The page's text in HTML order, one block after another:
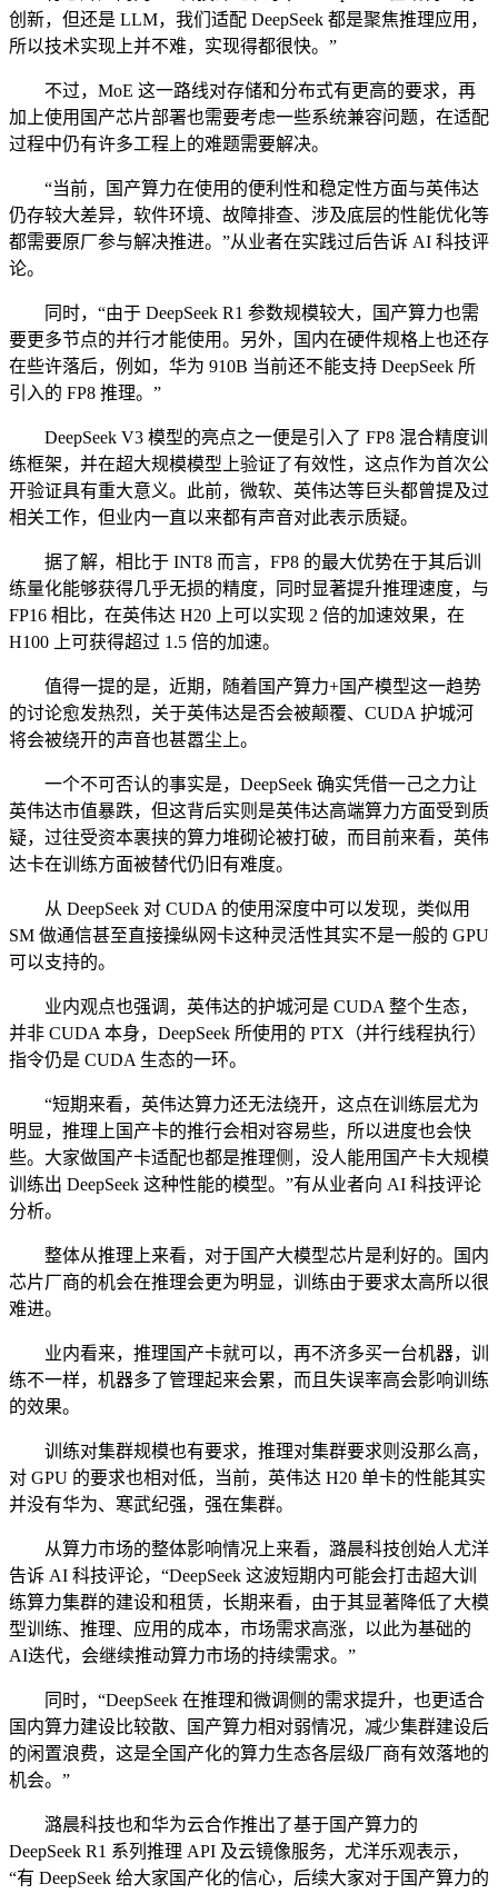
创新，但还是 LLM，我们适配 DeepSeek 都是聚焦推理应用，
所以技术实现上并不难，实现得都很快。”
不过，MoE 这一路线对存储和分布式有更高的要求，再
加上使用国产芯片部署也需要考虑一些系统兼容问题，在适配
过程中仍有许多工程上的难题需要解决。
“当前，国产算力在使用的便利性和稳定性方面与英伟达
仍存较大差异，软件环境、故障排查、涉及底层的性能优化等
都需要原厂参与解决推进。”从业者在实践过后告诉 AI 科技评
论。
同时，“由于 DeepSeek R1 参数规模较大，国产算力也需
要更多节点的并行才能使用。另外，国内在硬件规格上也还存
在些许落后，例如，华为 910B 当前还不能支持 DeepSeek 所
引入的 FP8 推理。”
DeepSeek V3 模型的亮点之一便是引入了 FP8 混合精度训
练框架，并在超大规模模型上验证了有效性，这点作为首次公
开验证具有重大意义。此前，微软、英伟达等巨头都曾提及过
相关工作，但业内一直以来都有声音对此表示质疑。
据了解，相比于 INT8 而言，FP8 的最大优势在于其后训
练量化能够获得几乎无损的精度，同时显著提升推理速度，与
FP16 相比，在英伟达 H20 上可以实现 2 倍的加速效果，在
H100 上可获得超过 1.5 倍的加速。
值得一提的是，近期，随着国产算力+国产模型这一趋势
的讨论愈发热烈，关于英伟达是否会被颠覆、CUDA 护城河
将会被绕开的声音也甚嚣尘上。
一个不可否认的事实是，DeepSeek 确实凭借一己之力让
英伟达市值暴跌，但这背后实则是英伟达高端算力方面受到质
疑，过往受资本裹挟的算力堆砌论被打破，而目前来看，英伟
达卡在训练方面被替代仍旧有难度。
从 DeepSeek 对 CUDA 的使用深度中可以发现，类似用
SM 做通信甚至直接操纵网卡这种灵活性其实不是一般的 GPU
可以支持的。
业内观点也强调，英伟达的护城河是 CUDA 整个生态，
并非 CUDA 本身，DeepSeek 所使用的 PTX（并行线程执行）
指令仍是 CUDA 生态的一环。
“短期来看，英伟达算力还无法绕开，这点在训练层尤为
明显，推理上国产卡的推行会相对容易些，所以进度也会快
些。大家做国产卡适配也都是推理侧，没人能用国产卡大规模
训练出 DeepSeek 这种性能的模型。”有从业者向 AI 科技评论
分析。
整体从推理上来看，对于国产大模型芯片是利好的。国内
芯片厂商的机会在推理会更为明显，训练由于要求太高所以很
难进。
业内看来，推理国产卡就可以，再不济多买一台机器，训
练不一样，机器多了管理起来会累，而且失误率高会影响训练
的效果。
训练对集群规模也有要求，推理对集群要求则没那么高，
对 GPU 的要求也相对低，当前，英伟达 H20 单卡的性能其实
并没有华为、寒武纪强，强在集群。
从算力市场的整体影响情况上来看，潞晨科技创始人尤洋
告诉 AI 科技评论，“DeepSeek 这波短期内可能会打击超大训
练算力集群的建设和租赁，长期来看，由于其显著降低了大模
型训练、推理、应用的成本，市场需求高涨，以此为基础的
AI迭代，会继续推动算力市场的持续需求。”
同时，“DeepSeek 在推理和微调侧的需求提升，也更适合
国内算力建设比较散、国产算力相对弱情况，减少集群建设后
的闲置浪费，这是全国产化的算力生态各层级厂商有效落地的
机会。”
潞晨科技也和华为云合作推出了基于国产算力的
DeepSeek R1 系列推理 API 及云镜像服务，尤洋乐观表示，
“有 DeepSeek 给大家国产化的信心，后续大家对于国产算力的